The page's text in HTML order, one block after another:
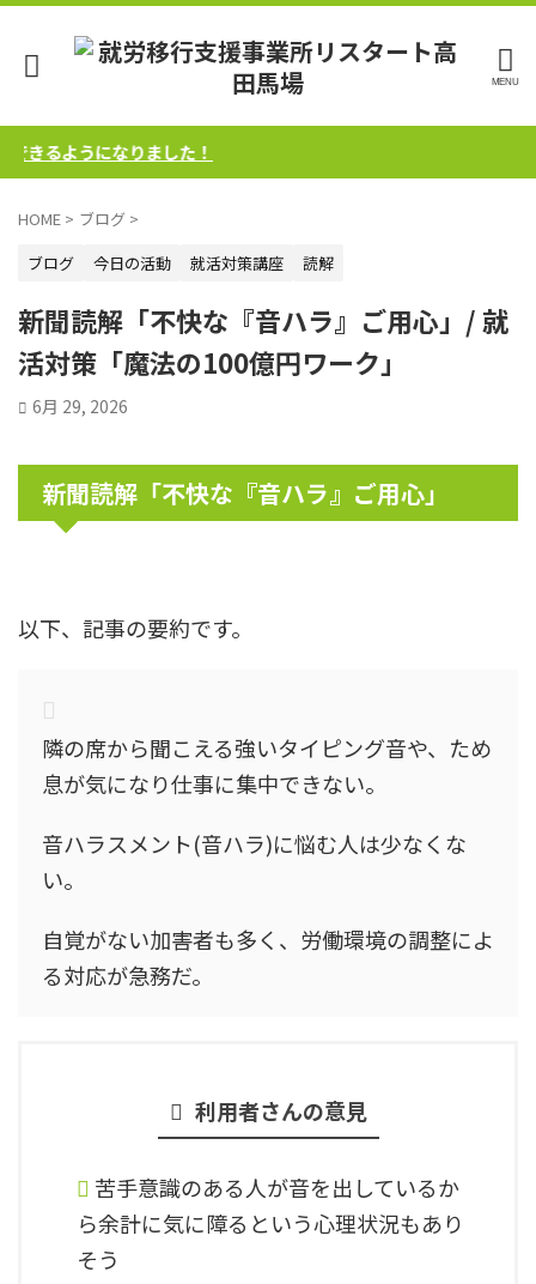
ようになりました！
HOME > ブログ >
ブログ
今日の活動 就活対策講座 読解
新聞読解「不快な『音ハラ』ご用心」/ 就
活対策「魔法の100億円ワーク」
6月 29, 2026
新聞読解「不快な『音ハラ』ご用心」
以下、記事の要約です。
隣の席から聞こえる強いタイピング音や、ため
息が気になり仕事に集中できない。
音ハラスメント(音ハラ)に悩む人は少なくな
い。
自覚がない加害者も多く、労働環境の調整によ
る対応が急務だ。
利用者さんの意見
苦手意識のある人が音を出しているか
ら余計に気に障るという心理状況もあり
そう